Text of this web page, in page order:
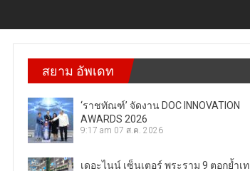
สยาม อัพเดท
‘ราชทัณฑ์’ จัดงาน DOC INNOVATION
AWARDS 2026
9:17 am 07 ส.ค. 2026
เดอะไนน์ เซ็นเตอร์ พระราม 9 ตอกย้ำเท